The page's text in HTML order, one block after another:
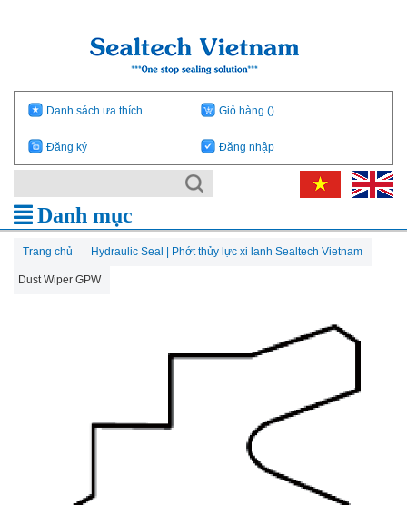
Danh sách ưa thích Giỏ hàng()
Đăng ký Đăng nhập
Danh mục
Trang chủ Hydraulic Seal | Phớt thủy lực xi lanh Sealtech Vietnam
Dust Wiper GPW